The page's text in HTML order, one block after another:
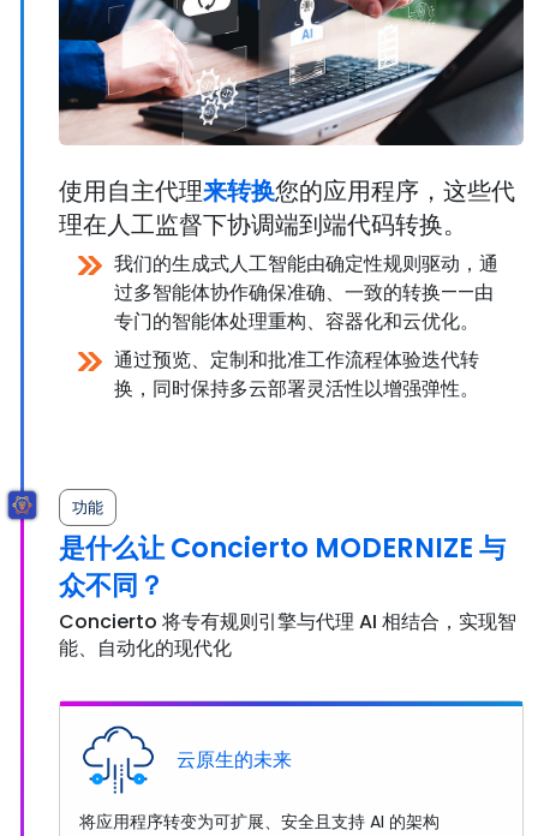
使用自主代理来转换您的应用程序，这些代
理在人工监督下协调端到端代码转换。
我们的生成式人工智能由确定性规则驱动，通
过多智能体协作确保准确、一致的转换——由
专门的智能体处理重构、容器化和云优化。
通过预览、定制和批准工作流程体验迭代转
换，同时保持多云部署灵活性以增强弹性。
功能
是什么让 Concierto MODERNIZE 与
众不同？
Concierto 将专有规则引擎与代理 AI 相结合，实现智
能、自动化的现代化
云原生的未来
将应用程序转变为可扩展、安全且支持 AI 的架构